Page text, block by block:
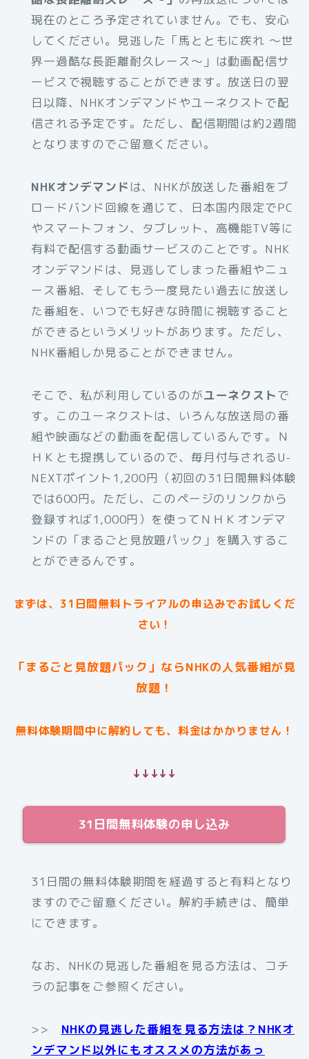
現在のところ予定されていません。でも、安心
してください。見逃した「馬とともに疾れ 〜世
界一過酷な長距離耐久レース〜」は動画配信サ
ービスで視聴することができます。放送日の翌
日以降、NHKオンデマンドやユーネクストで配
信される予定です。ただし、配信期間は約2週間
となりますのでご留意ください。
NHKオンデマンド は、NHKが放送した番組をブ
ロードバンド回線を通じて、日本国内限定でPC
やスマートフォン、タブレット、高機能TV等に
有料で配信する動画サービスのことです。NHK
オンデマンドは、見逃してしまった番組やニュ
ース番組、そしてもう一度見たい過去に放送し
た番組を、いつでも好きな時間に視聴すること
ができるというメリットがあります。ただし、
NHK番組しか見ることができません。
そこで、私が利用しているのがユーネクストで
す。このユーネクストは、いろんな放送局の番
組や映画などの動画を配信しているんです。Ｎ
ＨＫとも提携しているので、毎月付与されるU-
NEXTポイント1,200円（初回の31日間無料体験
では600円。ただし、このページのリンクから
登録すれば1,000円）を使ってＮＨＫオンデマ
ンドの「まるごと見放題パック」を購入するこ
とができるんです。
まずは、31日間無料トライアルの申込みでお試しくだ
さい！
「まるごと見放題パック」ならNHKの人気番組が見
放題！
無料体験期間中に解約しても、料金はかかりません！
↓↓↓↓↓
31日間無料体験の申し込み
31日間の無料体験期間を経過すると有料となり
ますのでご留意ください。解約手続きは、簡単
にできます。
なお、NHKの見逃した番組を見る方法は、コチ
ラの記事をご参照ください。
>> NHKの見逃した番組を見る方法は？NHKオ
ンデマンド以外にもオススメの方法があっ